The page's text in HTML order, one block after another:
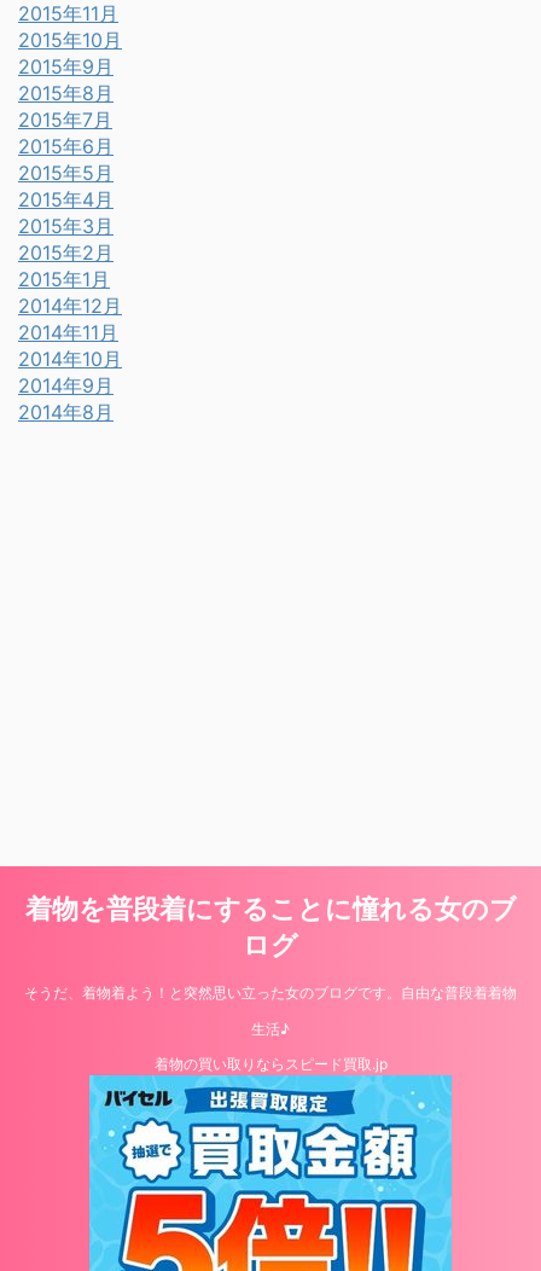
2015年11月
2015年10月
2015年9月
2015年8月
2015年7月
2015年6月
2015年5月
2015年4月
2015年3月
2015年2月
2015年1月
2014年12月
2014年11月
2014年10月
2014年9月
2014年8月
着物を普段着にすることに憧れる女のブ
ログ
そうだ、着物着よう！と突然思い立った女のブログです。自由な普段着着物
生活♪
着物の買い取りならスピード買取.jp